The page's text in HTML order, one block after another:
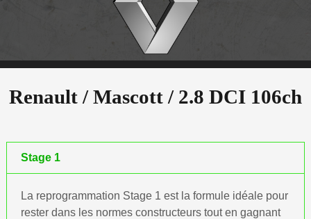
Renault / Mascott / 2.8 DCI 106ch
Stage 1
La reprogrammation Stage 1 est la formule idéale pour
rester dans les normes constructeurs tout en gagnant